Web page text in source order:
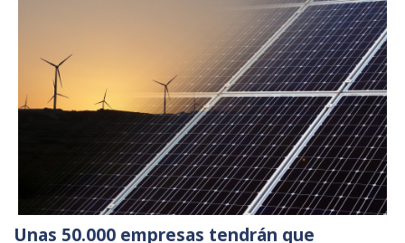
Unas 50.000 empresas tendrán que